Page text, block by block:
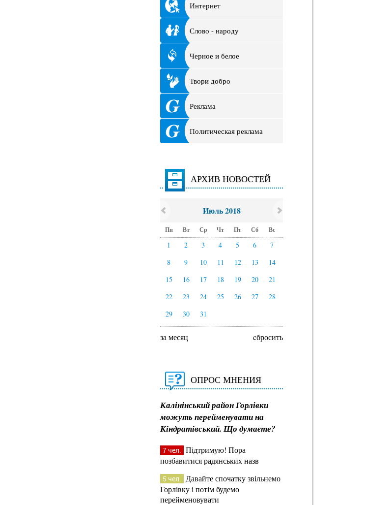
Интернет
Слово - народу
Черное и белое
Твори добро
Реклама
Политическая реклама
АРХИВ НОВОСТЕЙ
Июль 2018
Пн Вт Ср Чт Пт Сб Вс
1 2 3 4 5 6
7
8
9 10 11 12 13
14
15
16 17 18 19 20
21
22
23 24 25 26 27
28
29
30 31
за месяц cбросить
ОПРОС МНЕНИЯ
Калінінський район Горлівки
можуть перейменувати на
Кіндратівський. Що думаєте?
7 чел. Підтримую! Пора
позбавитися радянських назв
5 чел. Давайте спочатку звільнемо
Горлівку і потім будемо
перейменовувати